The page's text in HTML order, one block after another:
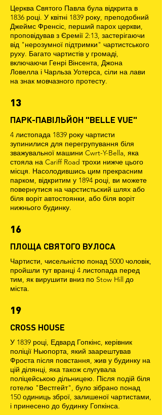
Церква Святого Павла була відкрита в
1836 році. У квітні 1839 року, преподобний
Джеймс Френсіс, перший парох церкви,
проповідував з Єремії 2:13, застерігаючи
від "нерозумної підтримки" чартистського
руху. Багато чартистів у громаді,
включаючи Генрі Вінсента, Джона
Ловелла і Чарльза Уотерса, сіли на лави
на знак мовчазного протесту.
13
ПАРК-ПАВІЛЬЙОН "BELLE VUE"
4 листопада 1839 року чартисти
зупинилися для перегрупування біля
зважувальної машини Cwrt-Y-Bella, яка
стояла на Cariff Road трохи нижче цього
місця. Насолодившись цим прекрасним
парком, відкритим у 1894 році, ви можете
повернутися на чарстистьский шлях або
біля воріт автостоянки, або біля воріт
нижнього будинку.
16
ПЛОЩА СВЯТОГО ВУЛОСА
Чартисти, чисельністю понад 5000 чоловік,
пройшли тут вранці 4 листопада перед
тим, як вирушити вниз по Stow Hill до
міста.
19
CROSS HOUSE
У 1839 році, Едвард Гопкінс, керівник
поліції Ньюпорта, який заарештував
Фроста після повстання, жив у будинку на
цій ділянці, яка також слугувала
поліцейською дільницею. Після подій біля
готелю "Вестгейт", було зібрано понад
150 одиниць зброї, залишеної чартистами,
і принесено до будинку Гопкінса.